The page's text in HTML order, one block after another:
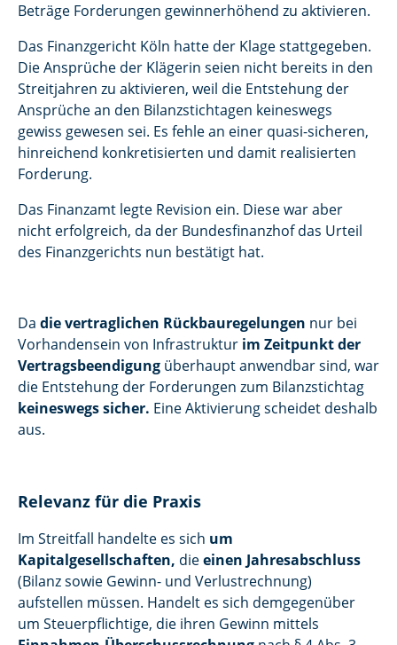
Beträge Forderungen gewinnerhöhend zu aktivieren.
Das Finanzgericht Köln hatte der Klage stattgegeben.
Die Ansprüche der Klägerin seien nicht bereits in den
Streitjahren zu aktivieren, weil die Entstehung der
Ansprüche an den Bilanzstichtagen keineswegs
gewiss gewesen sei. Es fehle an einer quasi-sicheren,
hinreichend konkretisierten und damit realisierten
Forderung.
Das Finanzamt legte Revision ein. Diese war aber
nicht erfolgreich, da der Bundesfinanzhof das Urteil
des Finanzgerichts nun bestätigt hat.
Da die vertraglichen Rückbauregelungen nur bei
Vorhandensein von Infrastruktur im Zeitpunkt der
Vertragsbeendigung überhaupt anwendbar sind, war
die Entstehung der Forderungen zum Bilanzstichtag
keineswegs sicher. Eine Aktivierung scheidet deshalb
aus.
Relevanz für die Praxis
Im Streitfall handelte es sich um
Kapitalgesellschaften, dieeinen Jahresabschluss
(Bilanz sowie Gewinn- und Verlustrechnung)
aufstellen müssen. Handelt es sich demgegenüber
um Steuerpflichtige, die ihren Gewinn mittels